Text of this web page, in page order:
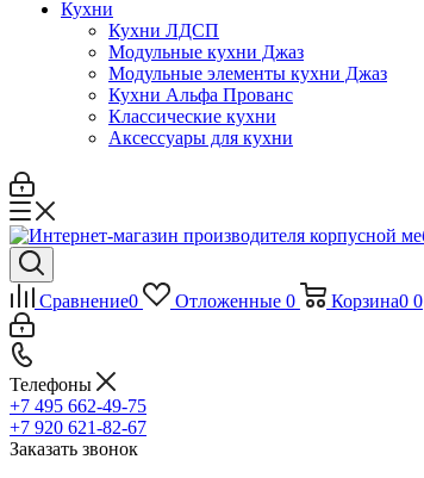
Кухни
Кухни ЛДСП
Модульные кухни Джаз
Модульные элементы кухни Джаз
Кухни Альфа Прованс
Классические кухни
Аксессуары для кухни
Сравнение0 Отложенные 0 Корзина0 0
Телефоны
+7 495 662-49-75
+7 920 621-82-67
Заказать звонок